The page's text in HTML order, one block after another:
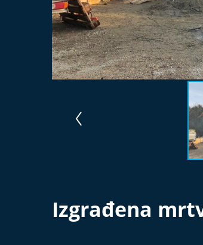
Izgrađena